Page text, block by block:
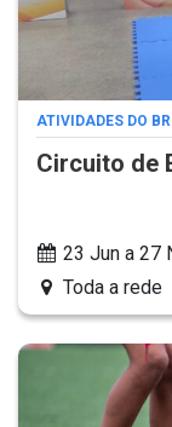
ATIVIDADES DO
Circuito de
23 Jun a 27
Toda a rede